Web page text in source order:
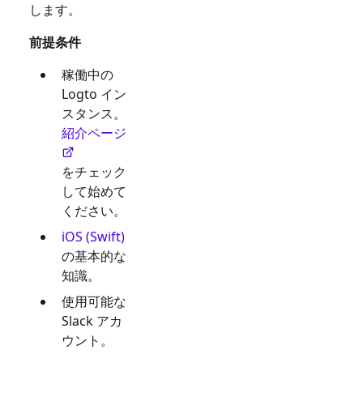
します。
前提条件
稼働中の
Logto イン
スタンス。
紹介ページ
をチェック
して始めて
ください。
iOS (Swift)
の基本的な
知識。
使用可能な
Slack アカ
ウント。